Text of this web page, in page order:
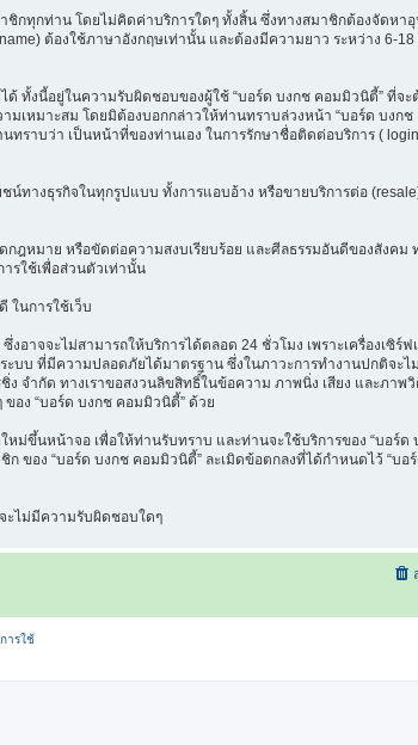
ชิกทุกท่าน โดยไม่คิดค่าบริการใดๆ ทั้งสิ้น ซึ่งทางสมาชิกต้องจัดหา
ต้องใช้ภาษาอังกฤษเท่านั้น และต้องมีความยาว ระหว่าง 6-18
ด้ ทั้งนี้อยู่ในความรับผิดชอบของผู้ใช้ “บอร์ด บงกช คอมมิวนิตี้” ที่จ
เหมาะสม โดยมิต้องบอกกล่าวให้ท่านทราบล่วงหน้า “บอร์ด บงก
ราบว่า เป็นหน้าที่ของท่านเอง ในการรักษาชื่อติดต่อบริการ (
น์ทางธุรกิจในทุกรูปแบบ ทั้งการแอบอ้าง หรือขายบริการต่อ
ฎหมาย หรือขัดต่อความสงบเรียบร้อย และศีลธรรมอันดีของสังคม
รใช้เพื่อส่วนตัวเท่านั้น
ในการใช้เว็บ
าจจะไม่สามารถให้บริการได้ตลอด 24 ชั่วโมง เพราะเครื่องเซิร์
บบ ที่มีความปลอดภัยได้มาตรฐาน ซึ่งในภาวะการทำงานปกติจะไ
จำกัด ทางเราขอสงวนลิขสิทธิ์ในข้อความ ภาพนิ่ง เสียง และภาพ
อง “บอร์ด บงกช คอมมิวนิตี้” ด้วย
ม่ขึ้นหน้าจอ เพื่อให้ท่านรับทราบ และท่านจะใช้บริการของ “บอร์ด
ของ “บอร์ด บงกช คอมมิวนิตี้” ละเมิดข้อตกลงที่ได้กำหนดไว้ “บ
ะไม่มีความรับผิดชอบใดๆ
ารใช้